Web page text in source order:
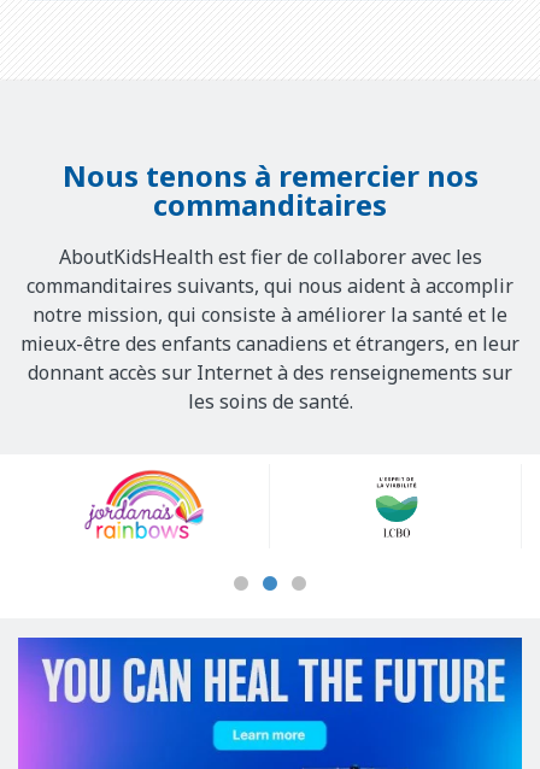
Nous tenons à remercier nos
commanditaires
AboutKidsHealth est fier de collaborer avec les
commanditaires suivants, qui nous aident à accomplir
notre mission, qui consiste à améliorer la santé et le
mieux-être des enfants canadiens et étrangers, en leur
donnant accès sur Internet à des renseignements sur
les soins de santé.
Sponsors